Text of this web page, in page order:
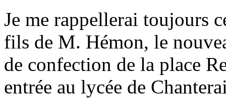
Je me rappellerai toujours
fils de M. Hémon, le
de confection de la place
entrée au lycée de